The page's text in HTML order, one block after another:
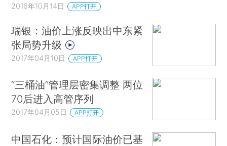
2016年10月14日 APP打开
瑞银：油价上涨反映出中东紧
张局势升级
2017年04月10日 APP打开
“三桶油”管理层密集调整 两位
70后进入高管序列
2017年04月05日 APP打开
中国石化：预计国际油价已基